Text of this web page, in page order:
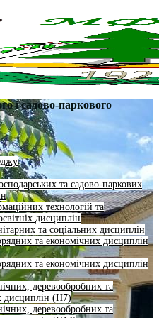
та садово-паркових
технологій та
дисциплін
та соціальних дисциплін
та економічних дисциплін
та економічних дисциплін
деревообробних та
дисциплін (H7)
деревообробних та
і садово-паркового